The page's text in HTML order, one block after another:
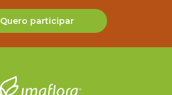
Quero participar